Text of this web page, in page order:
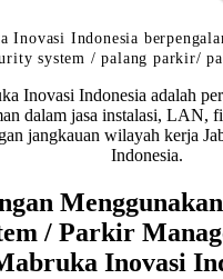
Inovasi Indonesia
system / palang parkir/
Inovasi Indonesia adalah
dalam jasa instalasi, LAN,
jangkauan wilayah kerja
Indonesia.
/ Parkir
Inovasi